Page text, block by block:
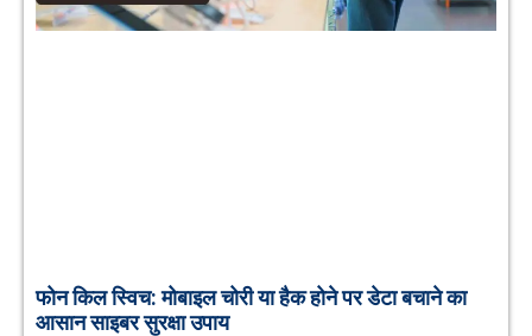
फोन किल स्विच: मोबाइल चोरी या हैक होने पर डेटा बचाने का
आसान साइबर सुरक्षा उपाय